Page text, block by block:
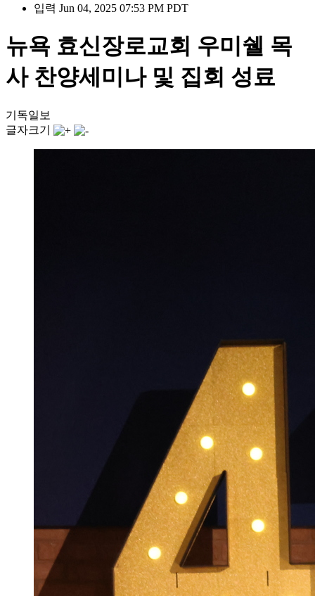
입력 Jun 04, 2025 07:53 PM PDT
뉴욕 효신장로교회 우미쉘 목
사 찬양세미나 및 집회 성료
기독일보
글자크기